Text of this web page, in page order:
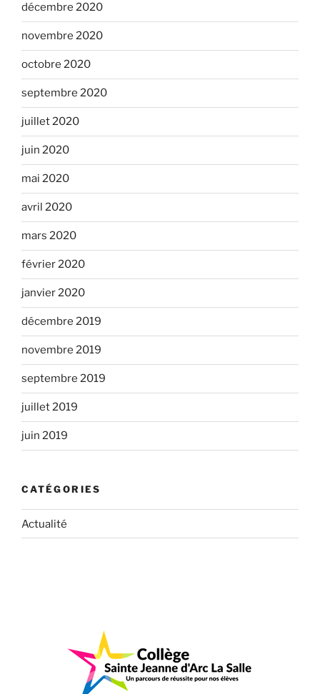
décembre 2020
novembre 2020
octobre 2020
septembre 2020
juillet 2020
juin 2020
mai 2020
avril 2020
mars 2020
février 2020
janvier 2020
décembre 2019
novembre 2019
septembre 2019
juillet 2019
juin 2019
CATÉGORIES
Actualité